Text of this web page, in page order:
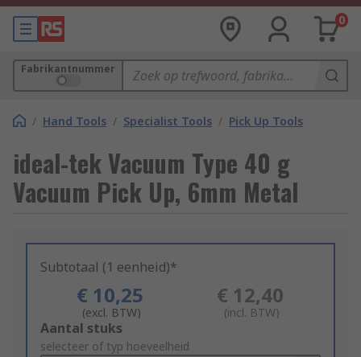
0
Fabrikantnummer
/ Hand Tools / Specialist Tools / Pick Up Tools
ideal-tek Vacuum Type 40 g
Vacuum Pick Up, 6mm Metal
Subtotaal (1 eenheid)*
€ 10,25
(excl. BTW)
€ 12,40
(incl. BTW)
Add
to
Aantal stuks
selecteer of typ hoeveelheid